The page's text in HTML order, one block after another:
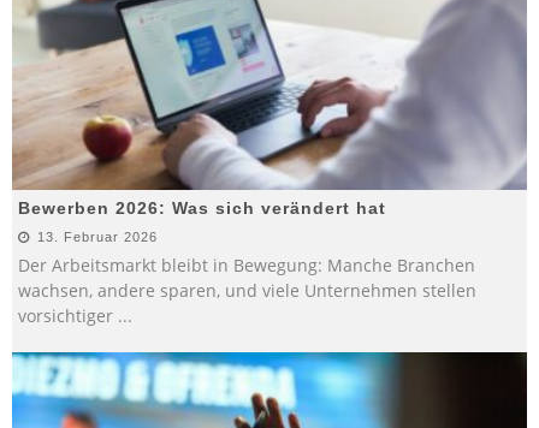
Bewerben 2026: Was sich verändert hat
13. Februar 2026
Der Arbeitsmarkt bleibt in Bewegung: Manche Branchen
wachsen, andere sparen, und viele Unternehmen stellen
vorsichtiger ...